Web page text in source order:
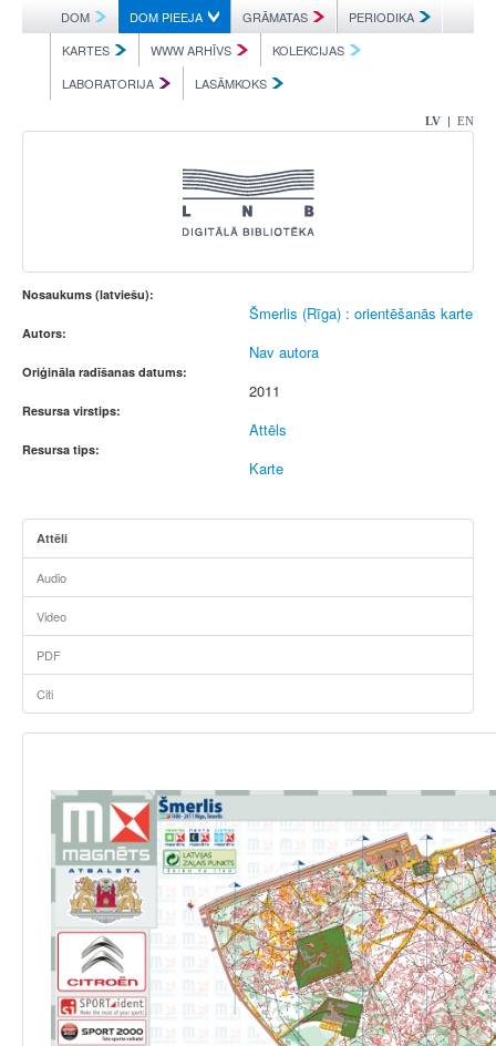
DOM DOM PIEEJA GRĀMATAS
PERIODIKA
KARTES
WWW ARHĪVS
KOLEKCIJAS
LABORATORIJA
LASĀMKOKS
LV | EN
Nosaukums (latviešu):
Šmerlis (Rīga) : orientēšanās karte
Autors:
Nav autora
Oriģināla radīšanas datums:
2011
Resursa virstips:
Attēls
Resursa tips:
Karte
Attēli
Audio
Video
PDF
Citi